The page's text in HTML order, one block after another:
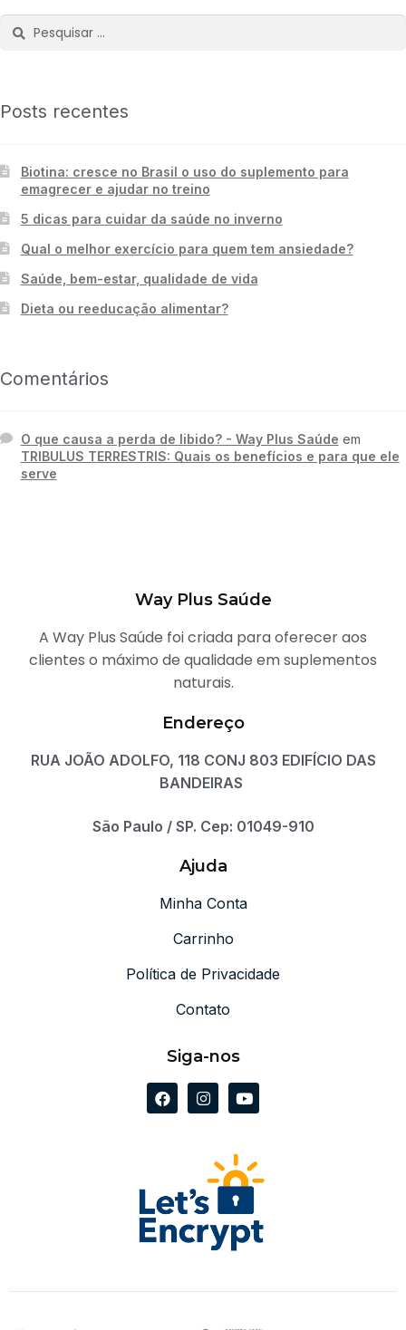
Posts recentes
Biotina: cresce no Brasil o uso do suplemento para
emagrecer e ajudar no treino
5 dicas para cuidar da saúde no inverno
Qual o melhor exercício para quem tem ansiedade?
Saúde, bem-estar, qualidade de vida
Dieta ou reeducação alimentar?
Comentários
O que causa a perda de libido? - Way Plus Saúde em
TRIBULUS TERRESTRIS: Quais os benefícios e para que ele
serve
Way Plus Saúde
A Way Plus Saúde foi criada para oferecer aos
clientes o máximo de qualidade em suplementos
naturais.
Endereço
RUA JOÃO ADOLFO, 118 CONJ 803 EDIFÍCIO DAS
BANDEIRAS
São Paulo / SP. Cep: 01049-910
Ajuda
Minha Conta
Carrinho
Política de Privacidade
Contato
Siga-nos